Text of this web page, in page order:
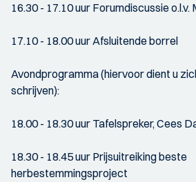
16.30 - 17.10 uur Forumdiscussie o.l.v.
17.10 - 18.00 uur Afsluitende borrel
Avondprogramma (hiervoor dient u
schrijven):
18.00 - 18.30 uur Tafelspreker, Cees
18.30 - 18.45 uur Prijsuitreiking beste
herbestemmingsproject